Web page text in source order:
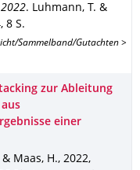
. Luhmann, T. &
, 8 S.
Sammelband/Gutachten >
zur Ableitung
einer
Maas, H., 2022,